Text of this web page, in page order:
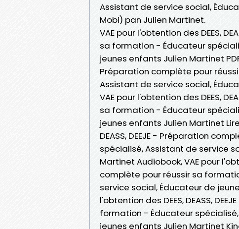
Assistant de service social,
Mobi) pan Julien Martinet.
VAE pour l'obtention des DEES,
sa formation - Éducateur
jeunes enfants Julien Martinet
Préparation complète pour
Assistant de service social,
VAE pour l'obtention des DEES,
sa formation - Éducateur
jeunes enfants Julien Martinet
DEASS, DEEJE - Préparation
spécialisé, Assistant de service
Martinet Audiobook, VAE pour
complète pour réussir sa
service social, Éducateur de
l'obtention des DEES, DEASS,
formation - Éducateur
jeunes enfants Julien Martinet